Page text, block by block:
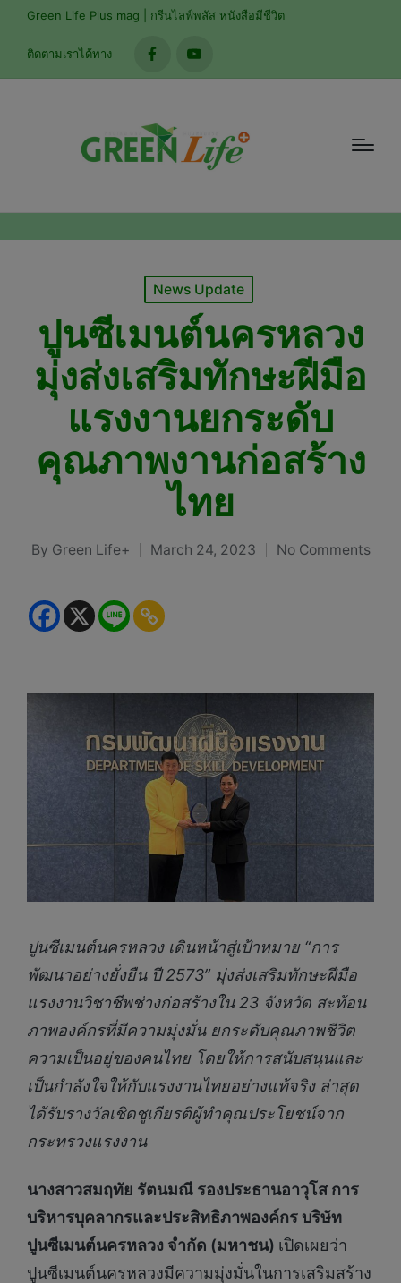
Green Life Plus mag | กรีนไลฟ์พลัส หนังสือมีชีวิต
ติดตามเราได้ทาง
facebookyoutube
Posted
News Update
ปูนซีเมนต์นครหลวง
มุ่งส่งเสริมทักษะฝีมือ
แรงงานยกระดับ
คุณภาพงานก่อสร้าง
ไทย
Posted
By Green Life+ March 24, 2023 No Comments
ปูนซีเมนต์นครหลวง เดินหน้าสู่เป้าหมาย “การ
พัฒนาอย่างยั่งยืน ปี 2573” มุ่งส่งเสริมทักษะฝีมือ
แรงงานวิชาชีพช่างก่อสร้างใน 23 จังหวัด สะท้อน
ภาพองค์กรที่มีความมุ่งมั่น ยกระดับคุณภาพชีวิต
ความเป็นอยู่ของคนไทย โดยให้การสนับสนุนและ
เป็นกำลังใจให้กับแรงงานไทยอย่างแท้จริง ล่าสุด
ได้รับรางวัลเชิดชูเกียรติผู้ทำคุณประโยชน์จาก
กระทรวงแรงงาน
นางสาวสมฤทัย รัตนมณี รองประธานอาวุโส การ
บริหารบุคลากรและประสิทธิภาพองค์กร บริษัท
ปูนซีเมนต์นครหลวง จำกัด (มหาชน) เปิดเผยว่า
ปูนซีเมนต์นครหลวงมีความมุ่งมั่นในการเสริมสร้าง
modal-check